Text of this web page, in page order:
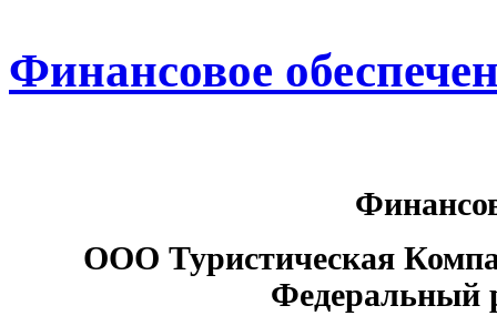
Финансовое
ООО Туристическая
Федеральный